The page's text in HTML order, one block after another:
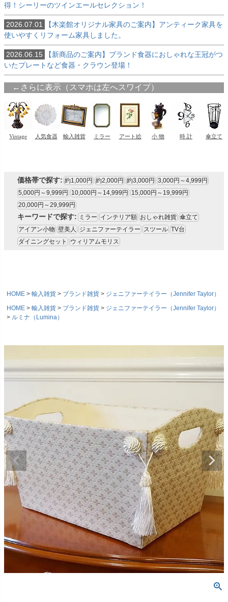
得！シーリーのツインエールセレクション！
2026.07.01
【木楽館オリジナル家具のご案内】アンティーク家具を
使いやすくリフォーム家具しました。
2026.06.15
【新商品のご案内】ブランド食器におしゃれな王冠がつ
いたプレートなど食器・クラウン登場！
価格帯で探す: 約1,000円 約2,000円 約3,000円 3,000円～4,999円
5,000円～9,999円
10,000円～14,999円
15,000円～19,999円
20,000円～29,999円
キーワードで探す: ミラー インテリア額 おしゃれ雑貨 傘立て
アイアン小物 壁美人 ジェニファーテイラー スツール TV台
ダイニングセット
ウィリアムモリス
HOME 輸入雑貨 ブランド雑貨
ジェニファーテイラー（Jennifer Taylor）
HOME
輸入雑貨 ブランド雑貨
ジェニファーテイラー（Jennifer Taylor）
ルミナ（Lumina）